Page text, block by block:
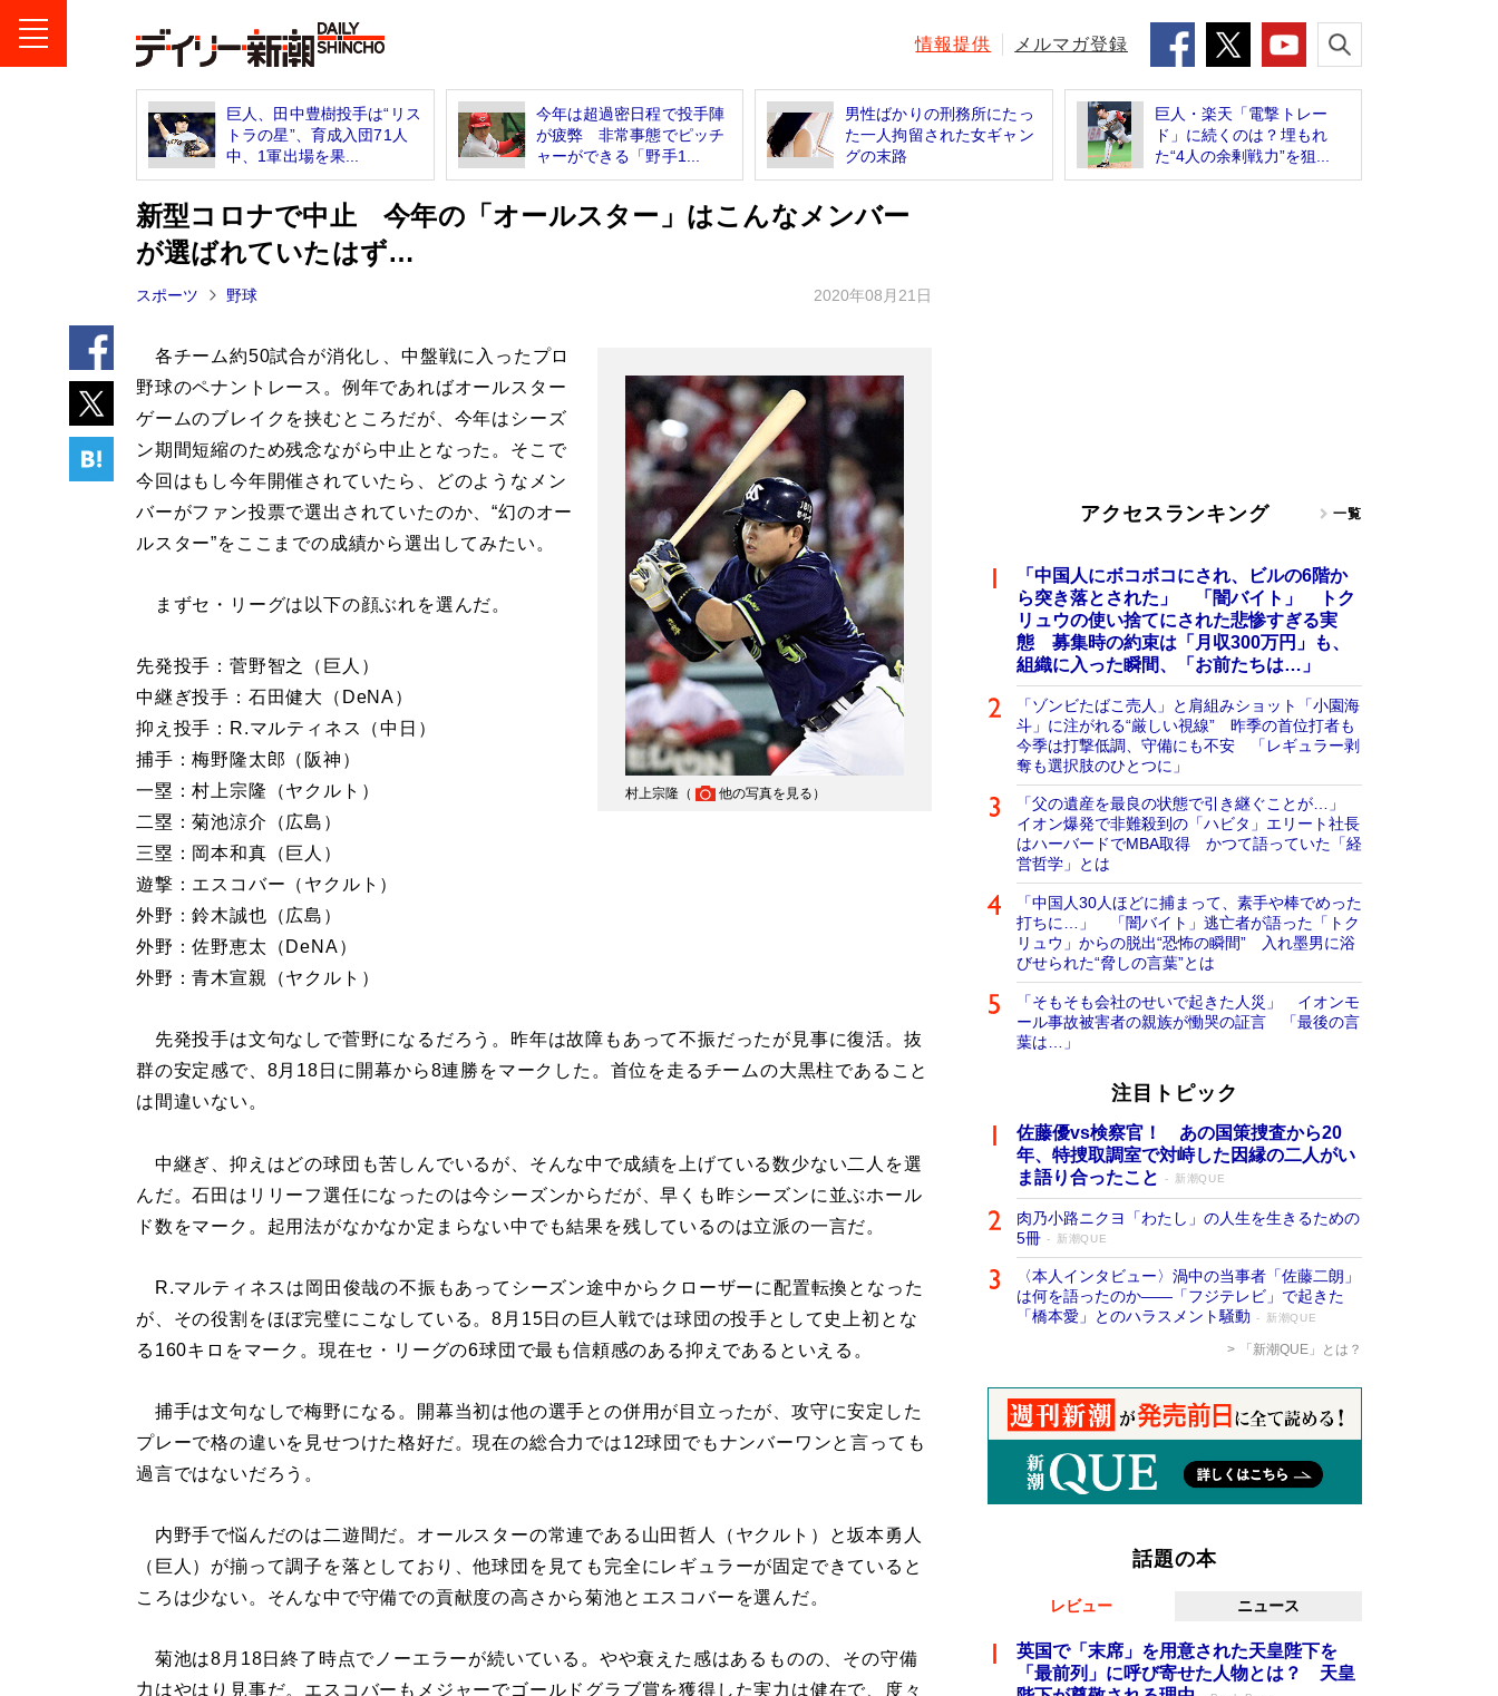
情報提供 メルマガ登録
巨人、田中豊樹投手は“リス
トラの星”、育成入団71人
中、1軍出場を果...
今年は超過密日程で投手陣
が疲弊 非常事態でピッチ
ャーができる「野手1...
男性ばかりの刑務所にたっ
た一人拘留された女ギャン
グの末路
巨人・楽天「電撃トレー
ド」に続くのは？埋もれ
た“4人の余剰戦力”を狙...
新型コロナで中止 今年の「オールスター」はこんなメンバー
が選ばれていたはず…
スポーツ 野球 2020年08月21日
村上宗隆（ 他の写真を見る ）
各チーム約50試合が消化し、中盤戦に入ったプロ
野球のペナントレース。例年であればオールスター
ゲームのブレイクを挟むところだが、今年はシーズ
ン期間短縮のため残念ながら中止となった。そこで
今回はもし今年開催されていたら、どのようなメン
バーがファン投票で選出されていたのか、“幻のオー
ルスター”をここまでの成績から選出してみたい。
まずセ・リーグは以下の顔ぶれを選んだ。
先発投手：菅野智之（巨人）
中継ぎ投手：石田健大（DeNA）
抑え投手：R.マルティネス（中日）
捕手：梅野隆太郎（阪神）
一塁：村上宗隆（ヤクルト）
二塁：菊池涼介（広島）
三塁：岡本和真（巨人）
遊撃：エスコバー（ヤクルト）
外野：鈴木誠也（広島）
外野：佐野恵太（DeNA）
外野：青木宣親（ヤクルト）
先発投手は文句なしで菅野になるだろう。昨年は故障もあって不振だったが見事に復活。抜
群の安定感で、8月18日に開幕から8連勝をマークした。首位を走るチームの大黒柱であること
は間違いない。
中継ぎ、抑えはどの球団も苦しんでいるが、そんな中で成績を上げている数少ない二人を選
んだ。石田はリリーフ選任になったのは今シーズンからだが、早くも昨シーズンに並ぶホール
ド数をマーク。起用法がなかなか定まらない中でも結果を残しているのは立派の一言だ。
R.マルティネスは岡田俊哉の不振もあってシーズン途中からクローザーに配置転換となった
が、その役割をほぼ完璧にこなしている。8月15日の巨人戦では球団の投手として史上初とな
る160キロをマーク。現在セ・リーグの6球団で最も信頼感のある抑えであるといえる。
捕手は文句なしで梅野になる。開幕当初は他の選手との併用が目立ったが、攻守に安定した
プレーで格の違いを見せつけた格好だ。現在の総合力では12球団でもナンバーワンと言っても
過言ではないだろう。
内野手で悩んだのは二遊間だ。オールスターの常連である山田哲人（ヤクルト）と坂本勇人
（巨人）が揃って調子を落としており、他球団を見ても完全にレギュラーが固定できていると
ころは少ない。そんな中で守備での貢献度の高さから菊池とエスコバーを選んだ。
菊池は8月18日終了時点でノーエラーが続いている。やや衰えた感はあるものの、その守備
力はやはり見事だ。エスコバーもメジャーでゴールドグラブ賞を獲得した実力は健在で、度々
アクセスランキング 一覧
「中国人にボコボコにされ、ビルの6階か
ら突き落とされた」 「闇バイト」 トク
リュウの使い捨てにされた悲惨すぎる実
態 募集時の約束は「月収300万円」も、
組織に入った瞬間、「お前たちは…」
「ゾンビたばこ売人」と肩組みショット「小園海
斗」に注がれる“厳しい視線” 昨季の首位打者も
今季は打撃低調、守備にも不安 「レギュラー剥
奪も選択肢のひとつに」
「父の遺産を最良の状態で引き継ぐことが…」
イオン爆発で非難殺到の「ハビタ」エリート社長
はハーバードでMBA取得 かつて語っていた「経
営哲学」とは
「中国人30人ほどに捕まって、素手や棒でめった
打ちに…」 「闇バイト」逃亡者が語った「トク
リュウ」からの脱出“恐怖の瞬間” 入れ墨男に浴
びせられた“脅しの言葉”とは
「そもそも会社のせいで起きた人災」 イオンモ
ール事故被害者の親族が慟哭の証言 「最後の言
葉は…」
注目トピック
佐藤優vs検察官！ あの国策捜査から20
年、特捜取調室で対峙した因縁の二人がい
ま語り合ったこと
新潮QUE
肉乃小路ニクヨ「わたし」の人生を生きるための
5冊
新潮QUE
〈本人インタビュー〉渦中の当事者「佐藤二朗」
は何を語ったのか――「フジテレビ」で起きた
「橋本愛」とのハラスメント騒動
新潮QUE
「新潮QUE」とは？
話題の本
レビュー ニュース
英国で「末席」を用意された天皇陛下を
「最前列」に呼び寄せた人物とは？ 天皇